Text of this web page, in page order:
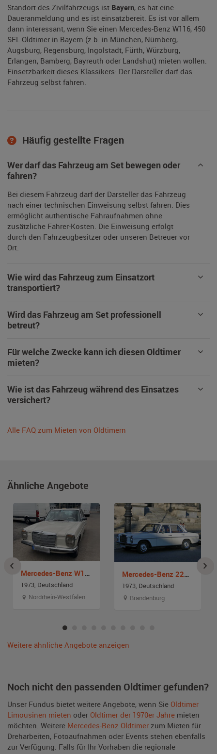
Standort des Zivilfahrzeugs ist Bayern, es hat eine
Daueranmeldung und es ist einsatzbereit. Es ist vor allem
dann interessant, wenn Sie einen Mercedes-Benz W116, 450
SEL Oldtimer in Bayern (z.b. in München, Nürnberg,
Augsburg, Regensburg, Ingolstadt, Fürth, Würzburg,
Erlangen, Bamberg, Bayreuth oder Landshut) mieten wollen.
Einsetzbarkeit dieses Klassikers: Der Darsteller darf das
Fahrzeug selbst fahren.
Häufig gestellte Fragen
Wer darf das Fahrzeug am Set bewegen oder
fahren?
Bei diesem Fahrzeug darf der Darsteller das Fahrzeug
nach einer technischen Einweisung selbst fahren. Dies
ermöglicht authentische Fahraufnahmen ohne
zusätzliche Fahrer-Kosten. Die Einweisung erfolgt
durch den Fahrzeugbesitzer oder unseren Betreuer vor
Ort.
Wie wird das Fahrzeug zum Einsatzort
transportiert?
Wird das Fahrzeug am Set professionell
betreut?
Für welche Zwecke kann ich diesen Oldtimer
mieten?
Wie ist das Fahrzeug während des Einsatzes
versichert?
Alle FAQ zum Mieten von Oldtimern
Ähnliche Angebote
Mercedes-Benz W114 /8
1973, Deutschland
Nordrhein-Westfalen
Mercedes-Benz 220/8
1973, Deutschland
Brandenburg
Weitere ähnliche Angebote anzeigen
Noch nicht den passenden Oldtimer gefunden?
Unser Fundus bietet weitere Angebote, wenn Sie Oldtimer
Limousinen mieten oder Oldtimer der 1970er Jahre mieten
möchten. Weitere Mercedes-Benz Oldtimer zum Mieten für
Dreharbeiten, Fotoaufnahmen oder Events stehen ebenfalls
zur Verfügung. Falls für Ihr Vorhaben die regionale